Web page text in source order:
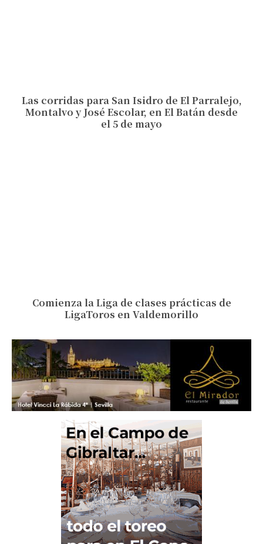
Las corridas para San Isidro de El Parralejo,
Montalvo y José Escolar, en El Batán desde
el 5 de mayo
Comienza la Liga de clases prácticas de
LigaToros en Valdemorillo